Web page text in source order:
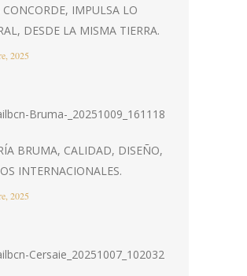
CONCORDE, IMPULSA LO
DESDE LA MISMA TIERRA.
2025
BRUMA, CALIDAD, DISEÑO,
INTERNACIONALES.
2025